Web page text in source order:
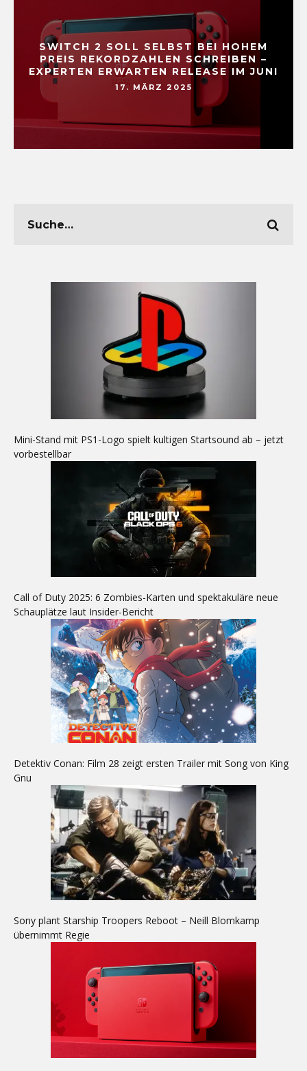
SWITCH 2 SOLL SELBST BEI HOHEM
PREIS REKORDZAHLEN SCHREIBEN –
EXPERTEN ERWARTEN RELEASE IM JUNI
17. MÄRZ 2025
Mini-Stand mit PS1-Logo spielt kultigen Startsound ab – jetzt
vorbestellbar
Call of Duty 2025: 6 Zombies-Karten und spektakuläre neue
Schauplätze laut Insider-Bericht
Detektiv Conan: Film 28 zeigt ersten Trailer mit Song von King
Gnu
Sony plant Starship Troopers Reboot – Neill Blomkamp
übernimmt Regie